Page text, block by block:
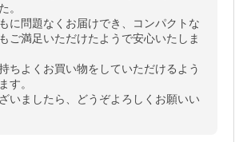
。
に問題なくお届けでき、コンパクトな
ご満足いただけたようで安心いたしま
ちよくお買い物をしていただけるよう
す。
いましたら、どうぞよろしくお願いい